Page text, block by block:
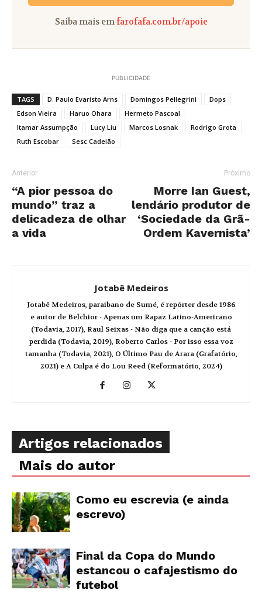
Saiba mais emfarofafa.com.br/apoie
PUBLICIDADE
TAGS D. Paulo Evaristo Arns Domingos Pellegrini
Dops
Edson Vieira
Haruo Ohara
Hermeto Pascoal
Itamar Assumpção
Lucy Liu Marcos Losnak
Rodrigo Grota
Ruth Escobar
Sesc Cadeião
Anterior
“A pior pessoa do
mundo” traz a
delicadeza de olhar
a vida
Próximo
Morre Ian Guest,
lendário produtor de
‘Sociedade da Grã-
Ordem Kavernista’
Jotabê Medeiros
Jotabê Medeiros, paraibano de Sumé, é repórter desde 1986
e autor de Belchior - Apenas um Rapaz Latino-Americano
(Todavia, 2017), Raul Seixas - Não diga que a canção está
perdida (Todavia, 2019), Roberto Carlos - Por isso essa voz
tamanha (Todavia, 2021), O Último Pau de Arara (Grafatório,
2021) e A Culpa é do Lou Reed (Reformatório, 2024)
Artigos relacionados
Mais do autor
Como eu escrevia (e ainda
escrevo)
Final da Copa do Mundo
estancou o cafajestismo do
futebol